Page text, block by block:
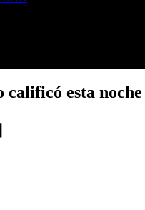
calificó esta